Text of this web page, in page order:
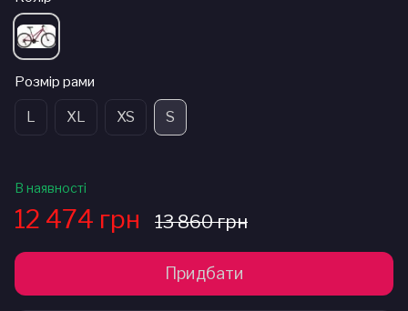
Розмір рами
L XL XS S
В наявності
12 474 грн 13 860 грн
Придбати